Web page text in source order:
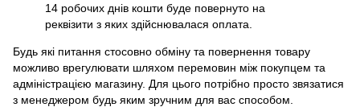
14 робочих днів кошти буде повернуто на
реквізити з яких здійснювалася оплата.
Будь які питання стосовно обміну та повернення товару
можливо врегулювати шляхом перемовин між покупцем та
адміністрацією магазину. Для цього потрібно просто звязатися
з менеджером будь яким зручним для вас способом.